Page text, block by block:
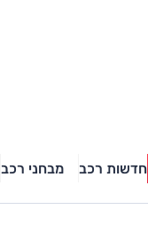
חדשות רכב מבחני רכב